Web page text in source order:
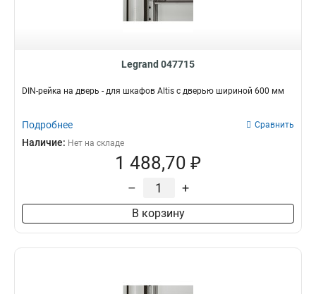
Legrand 047715
DIN-рейка на дверь - для шкафов Altis с дверью шириной 600 мм
Подробнее Сравнить
Наличие: Нет на складе
1 488,70 ₽
– +
В корзину